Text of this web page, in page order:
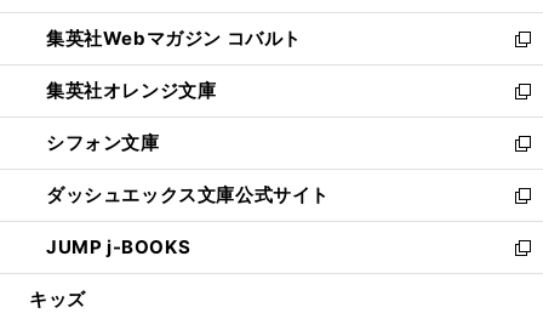
開
く
ウ
で
開
く
ン
ド
ウ
で
開
く
ウ
ィ
ン
ド
ウ
で
開
く
集英社Webマガジン コバルト
新
し
い
ウ
ィ
ン
ド
ウ
で
開
集英社オレンジ文庫
新
し
い
ウ
ィ
ン
ド
ウ
シフォン文庫
新
し
い
ウ
ィ
ン
ダッシュエックス文庫公式サイト
新
し
い
ウ
JUMP j-BOOKS
新
し
キッズ